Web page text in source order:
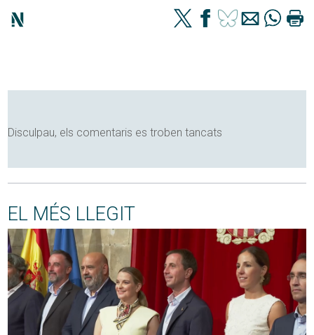
Disculpau, els comentaris es troben tancats
EL MÉS LLEGIT